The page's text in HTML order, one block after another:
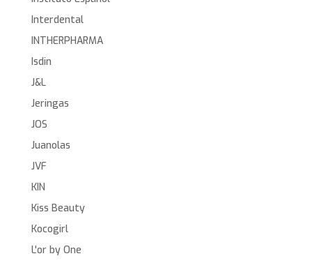
Interdental
INTHERPHARMA
Isdin
J&L
Jeringas
JOS
Juanolas
JVF
KIN
Kiss Beauty
Kocogirl
L'or by One